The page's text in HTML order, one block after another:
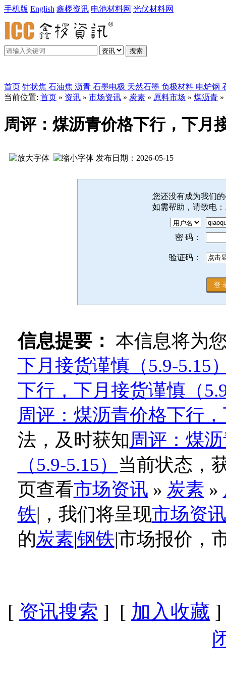
手机版 English 鑫椤资讯 电池材料网 光伏材料网
搜索
首页 针状焦 石油焦 沥青 石墨电极 天然石墨 负极材料 电炉钢
当前位置: 首页 » 资讯 » 市场资讯 » 炭素 » 原料市场 » 煤沥青
周评：煤沥青价格下行，下月
发布日期：2026-05-15
您还没有成为我们
如需帮助，请致电：
密 码：
验证码：
信息提要： 本信息将为
下月接货谨慎（5.9-5.15
下行，下月接货谨慎（
周评：煤沥青价格下行
法，及时获知周评：煤
（5.9-5.15） 当前状态，
页查看市场资讯 » 炭素 »
铁|，我们将呈现市场资讯
的炭素|钢铁|市场报价，
[ 资讯搜索 ] [ 加入收藏